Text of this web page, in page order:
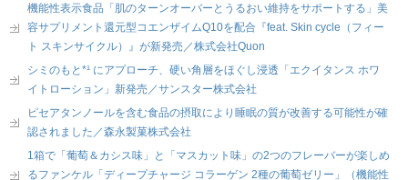
機能性表示食品「肌のターンオーバーとうるおい維持をサポートする」美
容サプリメント還元型コエンザイムQ10を配合『feat. Skin cycle（フィー
ト スキンサイクル）』が新発売／株式会社Quon
シミのもと*¹ にアプローチ、硬い角層をほぐし浸透「エクイタンス ホワ
イトローション」新発売／サンスター株式会社
ピセアタンノールを含む食品の摂取により睡眠の質が改善する可能性が確
認されました／森永製菓株式会社
1箱で「葡萄＆カシス味」と「マスカット味」の2つのフレーバーが楽しめ
るファンケル「ディープチャージ コラーゲン 2種の葡萄ゼリー」（機能性